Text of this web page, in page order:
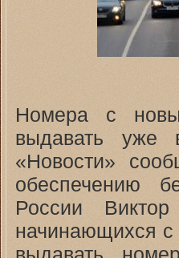
Номера с
выдавать уже
«Новости»
обеспечению
России
начинающихся